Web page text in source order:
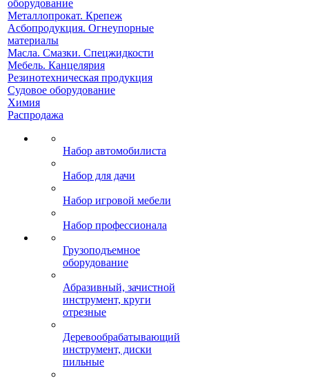
оборудование
Металлопрокат. Крепеж
Асбопродукция. Огнеупорные
материалы
Масла. Смазки. Спецжидкости
Мебель. Канцелярия
Резинотехническая продукция
Судовое оборудование
Химия
Распродажа
Набор автомобилиста
Набор для дачи
Набор игровой мебели
Набор профессионала
Грузоподъемное
оборудование
Абразивный, зачистной
инструмент, круги
отрезные
Деревообрабатывающий
инструмент, диски
пильные